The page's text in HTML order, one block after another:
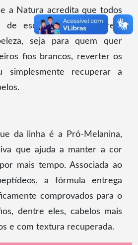
a Natura acredita que todos
de escolher como querem
seja para quem quer
fios brancos, reverter os
simplesmente recuperar a
da linha é a Pró-Melanina,
que ajuda a manter a cor
mais tempo. Associada ao
a fórmula entrega
comprovados para o
dentre eles, cabelos mais
e com textura recuperada.